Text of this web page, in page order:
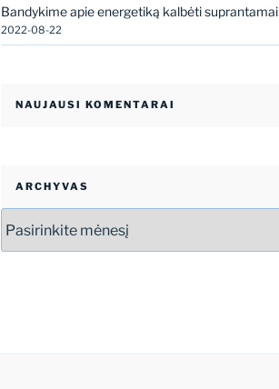
Bandykime apie energetiką kalbėti suprantamai
2022-08-22
NAUJAUSI KOMENTARAI
ARCHYVAS